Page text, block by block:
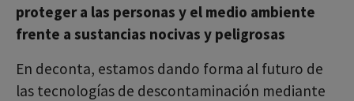
proteger a las personas y el medio ambiente
frente a sustancias nocivas y peligrosas
En deconta, estamos dando forma al futuro de
las tecnologías de descontaminación mediante